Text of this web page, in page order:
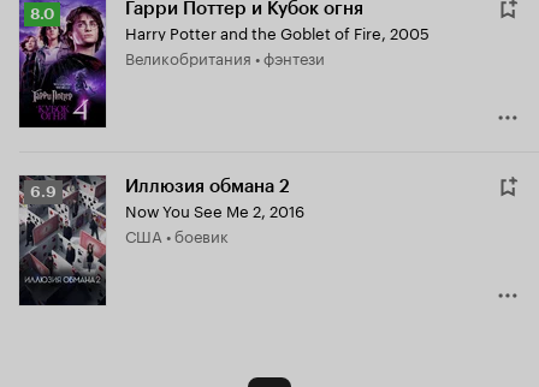
Рейтинг
Кинопоиска
8.0
8.0 Гарри Поттер и Кубок огня
Harry Potter and the Goblet of Fire, 2005
Великобритания • фэнтези
Рейтинг
Кинопоиска
6.9
6.9 Иллюзия обмана 2
Now You See Me 2, 2016
США • боевик